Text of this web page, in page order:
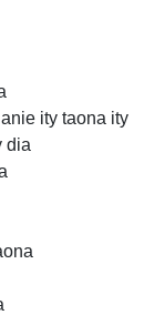
ity taona ity
dia